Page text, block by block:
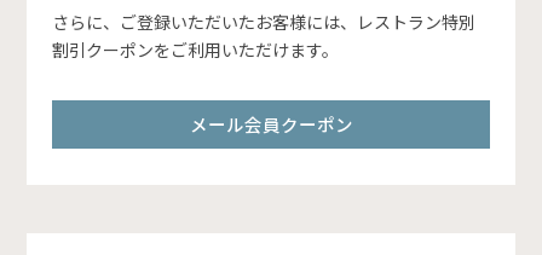
さらに、ご登録いただいたお客様には、レストラン特別
割引クーポンをご利用いただけます。
メール会員クーポン